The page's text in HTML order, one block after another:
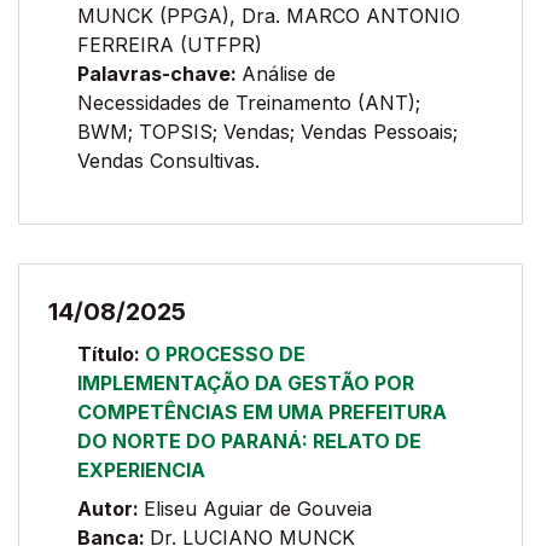
MUNCK (PPGA), Dra. MARCO ANTONIO
FERREIRA (UTFPR)
Palavras-chave: Análise de
Necessidades de Treinamento (ANT);
BWM; TOPSIS; Vendas; Vendas Pessoais;
Vendas Consultivas.
14/08/2025
Título: O PROCESSO DE
IMPLEMENTAÇÃO DA GESTÃO POR
COMPETÊNCIAS EM UMA PREFEITURA
DO NORTE DO PARANÁ: RELATO DE
EXPERIENCIA
Autor: Eliseu Aguiar de Gouveia
Banca: Dr. LUCIANO MUNCK